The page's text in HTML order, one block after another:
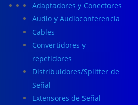
Adaptadores y Conectores
Audio y Audioconferencia
Cables
Convertidores y
repetidores
Distribuidores/Splitter de
Señal
Extensores de Señal